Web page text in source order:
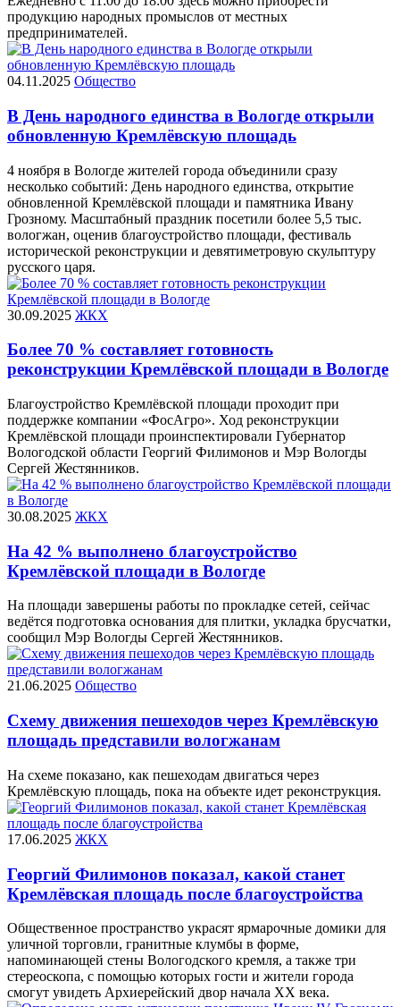
продукцию народных промыслов от местных
предпринимателей.
04.11.2025 Общество
В День народного единства в Вологде открыли
обновленную Кремлёвскую площадь
4 ноября в Вологде жителей города объединили сразу
несколько событий: День народного единства, открытие
обновленной Кремлёвской площади и памятника Ивану
Грозному. Масштабный праздник посетили более 5,5 тыс.
вологжан, оценив благоустройство площади, фестиваль
исторической реконструкции и девятиметровую скульптуру
русского царя.
30.09.2025 ЖКХ
Более 70 % составляет готовность
реконструкции Кремлёвской площади в Вологде
Благоустройство Кремлёвской площади проходит при
поддержке компании «ФосАгро». Ход реконструкции
Кремлёвской площади проинспектировали Губернатор
Вологодской области Георгий Филимонов и Мэр Вологды
Сергей Жестянников.
30.08.2025 ЖКХ
На 42 % выполнено благоустройство
Кремлёвской площади в Вологде
На площади завершены работы по прокладке сетей, сейчас
ведётся подготовка основания для плитки, укладка брусчатки,
сообщил Мэр Вологды Сергей Жестянников.
21.06.2025 Общество
Схему движения пешеходов через Кремлёвскую
площадь представили вологжанам
На схеме показано, как пешеходам двигаться через
Кремлёвскую площадь, пока на объекте идет реконструкция.
17.06.2025 ЖКХ
Георгий Филимонов показал, какой станет
Кремлёвская площадь после благоустройства
Общественное пространство украсят ярмарочные домики для
уличной торговли, гранитные клумбы в форме,
напоминающей стены Вологодского кремля, а также три
стереоскопа, с помощью которых гости и жители города
смогут увидеть Архиерейский двор начала XX века.